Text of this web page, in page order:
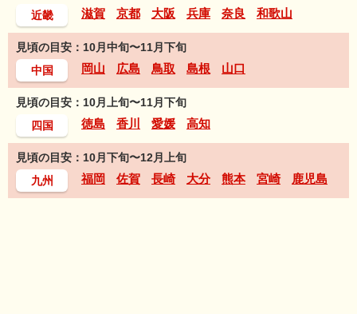
近畿
滋賀 京都 大阪 兵庫 奈良 和歌山
見頃の目安：10月中旬〜11月下旬
中国
岡山 広島 鳥取 島根 山口
見頃の目安：10月上旬〜11月下旬
四国
徳島 香川 愛媛 高知
見頃の目安：10月下旬〜12月上旬
九州
福岡 佐賀 長崎 大分 熊本 宮崎 鹿児島